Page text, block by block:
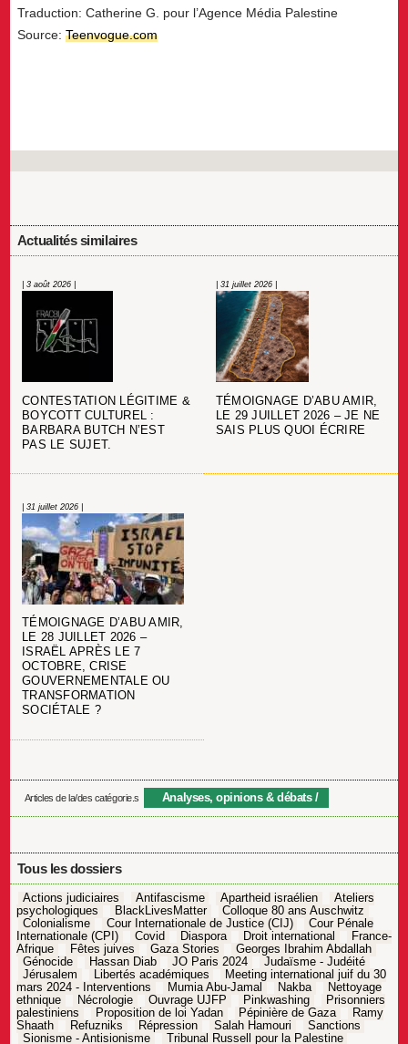
Traduction: Catherine G. pour l’Agence Média Palestine
Source:Teenvogue.com
Actualités similaires
| 3 août 2026 |
CONTESTATION LÉGITIME &
BOYCOTT CULTUREL :
BARBARA BUTCH N’EST
PAS LE SUJET.
| 31 juillet 2026 |
TÉMOIGNAGE D’ABU AMIR,
LE 29 JUILLET 2026 – JE NE
SAIS PLUS QUOI ÉCRIRE
| 31 juillet 2026 |
TÉMOIGNAGE D’ABU AMIR,
LE 28 JUILLET 2026 –
ISRAËL APRÈS LE 7
OCTOBRE, CRISE
GOUVERNEMENTALE OU
TRANSFORMATION
SOCIÉTALE ?
Articles de la/des catégorie.s Analyses, opinions & débats
Tous les dossiers
Actions judiciaires Antifascisme Apartheid israélien
Ateliers
psychologiques
BlackLivesMatter
Colloque 80 ans Auschwitz
Colonialisme
Cour Internationale de Justice (CIJ)
Cour Pénale
Internationale (CPI)
Covid Diaspora Droit international
France-
Afrique
Fêtes juives Gaza Stories
Georges Ibrahim Abdallah
Génocide
Hassan Diab JO Paris 2024
Judaïsme - Judéité
Jérusalem
Libertés académiques
Meeting international juif du 30
mars 2024 - Interventions
Mumia Abu-Jamal Nakba
Nettoyage
ethnique
Nécrologie Ouvrage UJFP Pinkwashing
Prisonniers
palestiniens
Proposition de loi Yadan Pépinière de Gaza
Ramy
Shaath
Refuzniks Répression Salah Hamouri
Sanctions
Sionisme - Antisionisme
Tribunal Russell pour la Palestine